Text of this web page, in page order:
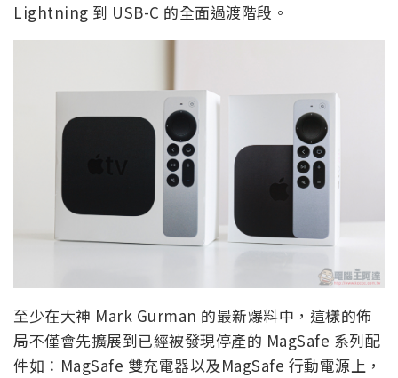
Lightning 到 USB-C 的全面過渡階段。
至少在大神 Mark Gurman 的最新爆料中，這樣的佈
局不僅會先擴展到已經被發現停產的 MagSafe 系列配
件如：MagSafe 雙充電器以及MagSafe 行動電源上，